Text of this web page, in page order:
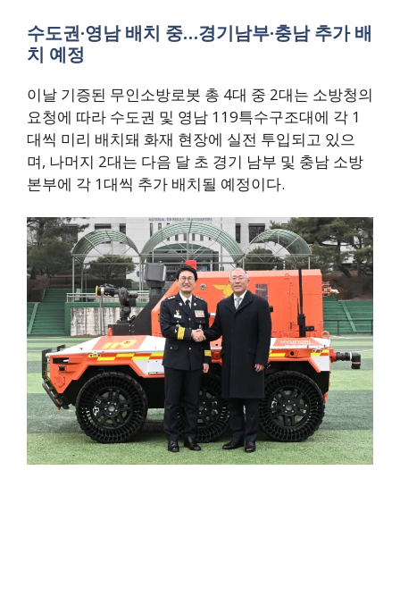
수도권·영남 배치 중…경기남부·충남 추가 배
치 예정
이날 기증된 무인소방로봇 총 4대 중 2대는 소방청의
요청에 따라 수도권 및 영남 119특수구조대에 각 1
대씩 미리 배치돼 화재 현장에 실전 투입되고 있으
며, 나머지 2대는 다음 달 초 경기 남부 및 충남 소방
본부에 각 1대씩 추가 배치될 예정이다.